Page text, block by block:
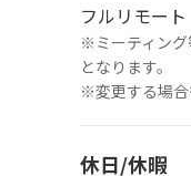
フルリモート
※ミーティング
となります。
※変更する場合
休日/休暇